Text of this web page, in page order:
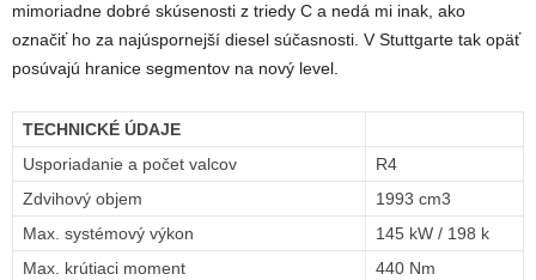
mimoriadne dobré skúsenosti z triedy C a nedá mi inak, ako
označiť ho za najúspornejší diesel súčasnosti. V Stuttgarte tak opäť
posúvajú hranice segmentov na nový level.
TECHNICKÉ ÚDAJE
Usporiadanie a počet valcov
R4
Zdvihový objem
1993 cm3
Max. systémový výkon
145 kW / 198 k
Max. krútiaci moment
440 Nm